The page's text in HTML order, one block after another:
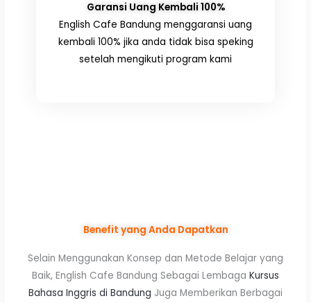
Garansi Uang Kembali 100%
English Cafe Bandung menggaransi uang
kembali 100% jika anda tidak bisa speking
setelah mengikuti program kami
Benefit yang Anda Dapatkan
Selain Menggunakan Konsep dan Metode Belajar yang
Baik, English Cafe Bandung Sebagai Lembaga Kursus
Bahasa Inggris di Bandung Juga Memberikan Berbagai